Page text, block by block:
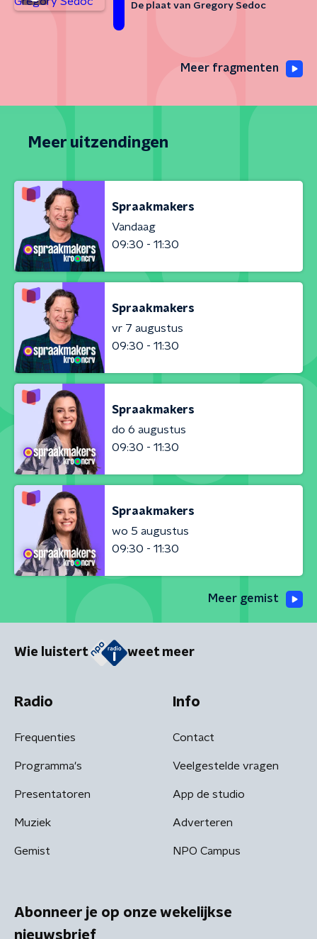
De plaat van Gregory Sedoc
Meer fragmenten
Meer uitzendingen
Spraakmakers
Vandaag
09:30 - 11:30
Spraakmakers
vr 7 augustus
09:30 - 11:30
Spraakmakers
do 6 augustus
09:30 - 11:30
Spraakmakers
wo 5 augustus
09:30 - 11:30
Meer gemist
Wie luistert weet meer
Radio
Frequenties
Programma's
Presentatoren
Muziek
Gemist
Info
Contact
Veelgestelde vragen
App de studio
Adverteren
NPO Campus
Abonneer je op onze wekelijkse
nieuwsbrief